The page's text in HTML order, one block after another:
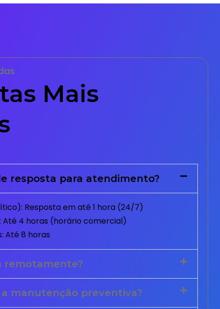
Mais
resposta para atendimento?
Resposta em até 1 hora (24/7)
Até 4 horas (horário comercial)
Até 8 horas
remotamente?
manutenção preventiva?